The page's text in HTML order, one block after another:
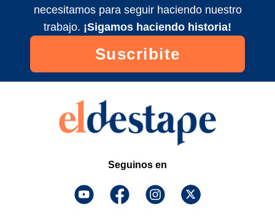
de Fierro #36
2022/9/1
Nos cortamos el pelo por la libertad |
Minas de Fierro #35
necesitamos para seguir haciendo nuestro
trabajo. ¡Sigamos haciendo historia!
Suscribite
Seguinos en